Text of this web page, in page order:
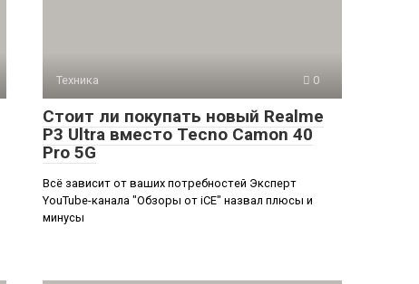
Техника 0
Стоит ли покупать новый Realme
P3 Ultra вместо Tecno Camon 40
Pro 5G
Всё зависит от ваших потребностей Эксперт
YouTube-канала "Обзоры от iCE" назвал плюсы и
минусы